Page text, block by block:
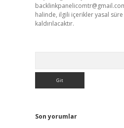
halinde, ilgili içerikler yasal
kaldırılacaktır.
Son yorumlar